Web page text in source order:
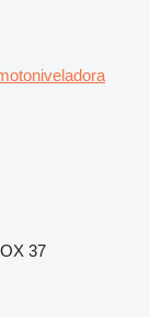
37